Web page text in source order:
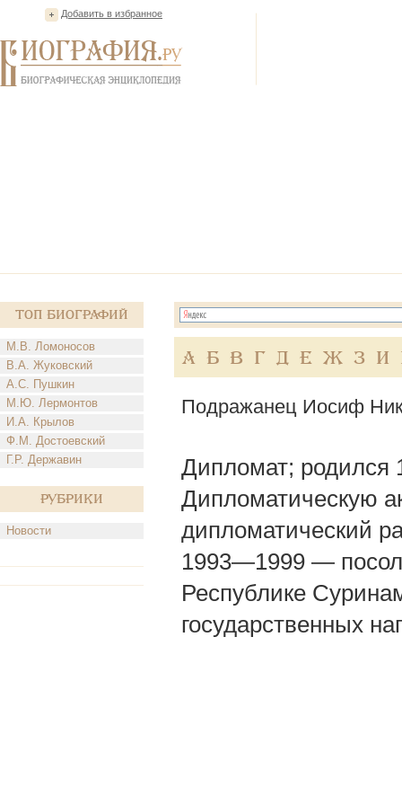
Добавить в избранное
Топ Биографий
М.В. Ломоносов
В.А. Жуковский
А.С. Пушкин
М.Ю. Лермонтов
И.А. Крылов
Ф.М. Достоевский
Г.Р. Державин
Рубрики
Новости
А Б В Г Д Е Ж З И
Подражанец Иосиф
Дипломат; родился
Дипломатическую
дипломатический
1993—1999 —
Республике
государственных